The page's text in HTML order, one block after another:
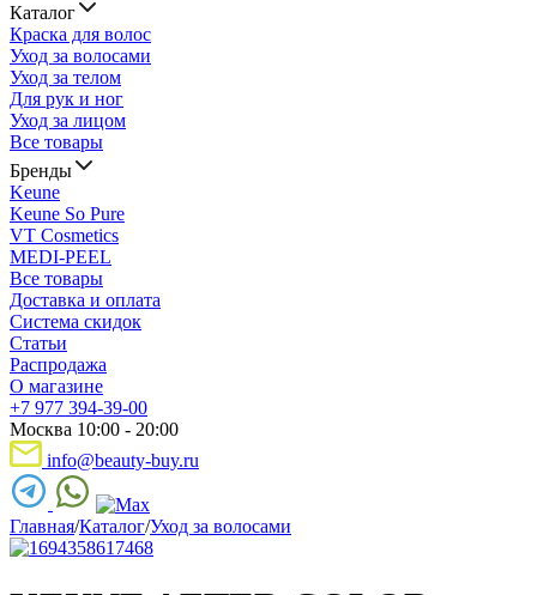
Каталог
Краска для волос
Уход за волосами
Уход за телом
Для рук и ног
Уход за лицом
Все товары
Бренды
Keune
Keune So Pure
VT Cosmetics
MEDI-PEEL
Все товары
Доставка и оплата
Система скидок
Статьи
Распродажа
О магазине
+7 977 394-39-00
Москва 10:00 - 20:00
info@beauty-buy.ru
Главная/Каталог/Уход за волосами